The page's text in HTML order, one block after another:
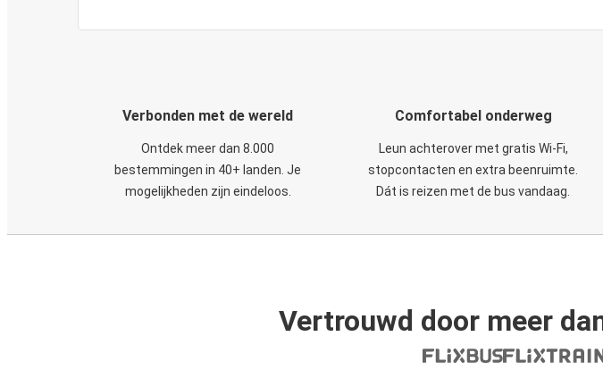
Verbonden met de wereld
Ontdek meer dan 8.000
bestemmingen in 40+ landen. Je
mogelijkheden zijn eindeloos.
Comfortabel onderweg
Leun achterover met gratis Wi-Fi,
stopcontacten en extra beenruimte.
Dát is reizen met de bus vandaag.
Vertrouwd door meer